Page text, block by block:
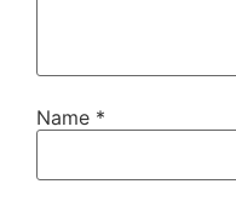
Name *